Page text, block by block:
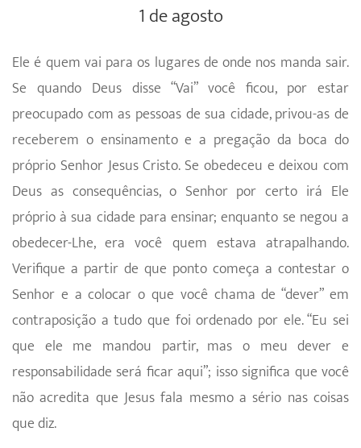
1 de agosto
Ele é quem vai para os lugares de onde nos manda sair.
Se quando Deus disse “Vai” você ficou, por estar
preocupado com as pessoas de sua cidade, privou-as de
receberem o ensinamento e a pregação da boca do
próprio Senhor Jesus Cristo. Se obedeceu e deixou com
Deus as consequências, o Senhor por certo irá Ele
próprio à sua cidade para ensinar; enquanto se negou a
obedecer-Lhe, era você quem estava atrapalhando.
Verifique a partir de que ponto começa a contestar o
Senhor e a colocar o que você chama de “dever” em
contraposição a tudo que foi ordenado por ele. “Eu sei
que ele me mandou partir, mas o meu dever e
responsabilidade será ficar aqui”; isso significa que você
não acredita que Jesus fala mesmo a sério nas coisas
que diz.